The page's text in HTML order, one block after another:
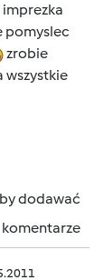
pomyslec
zrobie
wszystkie
dodawać
komentarze